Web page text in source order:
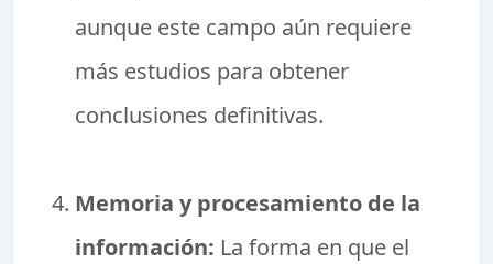
aunque este campo aún requiere
más estudios para obtener
conclusiones definitivas.
Memoria y procesamiento de la
información: La forma en que el